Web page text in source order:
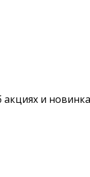
и